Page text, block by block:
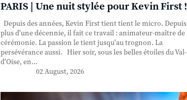
PARIS | Une nuit stylée pour Kevin First !
Depuis des années, Kevin First tient tient le micro. Depuis
plus d'une décennie, il fait ce travail : animateur-maître de
cérémonie. La passion le tient jusqu'au trognon. La
persévérance aussi. Hier soir, sous les belles étoiles du Val-
d'Oise, en...
02 August, 2026